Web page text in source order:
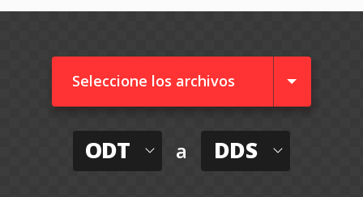
Seleccione los archivos
ODT a DDS